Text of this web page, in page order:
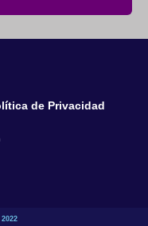
de Privacidad